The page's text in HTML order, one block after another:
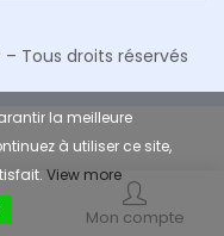
Mon compte
Tous droits réservés
la meilleure
à utiliser ce site,
View more